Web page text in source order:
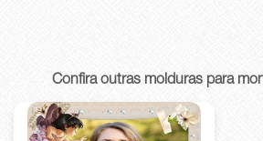
Confira outras molduras para